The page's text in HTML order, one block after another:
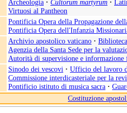
Archeologia · Cultorum martyrum ·
Virtuosi al Pantheon
Pontificia Opera della Propagazione
Pontificia Opera dell'Infanzia
Archivio apostolico vaticano ·
Agenzia della Santa Sede per la
Autorità di supervisione e informazione
Sinodo dei vescovi · Ufficio del lavoro
Commissione interdicasteriale per la
Pontificio istituto di musica sacra ·
Costituzione